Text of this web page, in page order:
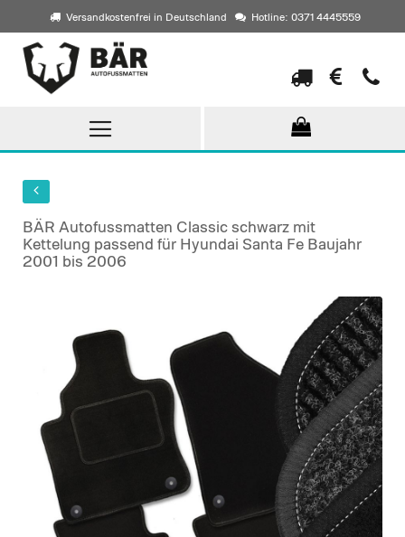
Versandkostenfrei in Deutschland Hotline: 0371 4445559
Direkt
zum
Inhalt
BÄR Autofussmatten Classic schwarz mit
Kettelung passend für Hyundai Santa Fe Baujahr
2001 bis 2006
images
gallery